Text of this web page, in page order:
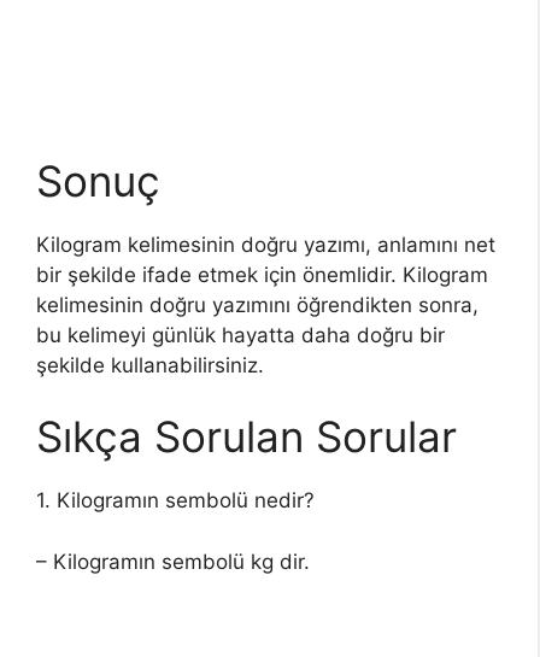
Sonuç
Kilogram kelimesinin doğru yazımı, anlamını net
bir şekilde ifade etmek için önemlidir. Kilogram
kelimesinin doğru yazımını öğrendikten sonra,
bu kelimeyi günlük hayatta daha doğru bir
şekilde kullanabilirsiniz.
Sıkça Sorulan Sorular
1. Kilogramın sembolü nedir?
– Kilogramın sembolü kg dir.